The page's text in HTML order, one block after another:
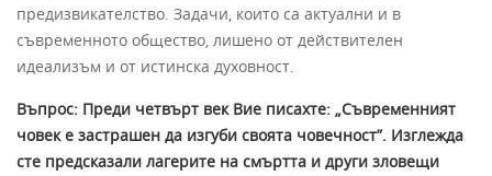
предизвикателство. Задачи, които са актуални и в
съвременното общество, лишено от действителен
идеализъм и от истинска духовност.
Въпрос: Преди четвърт век Вие писахте: „Съвременният
човек е застрашен да изгуби своята човечност”. Изглежда
сте предсказали лагерите на смъртта и други зловещи